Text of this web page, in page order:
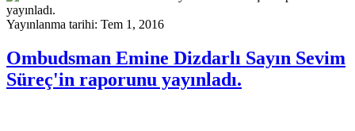
Yayınlanma tarihi: Tem 1, 2016
Ombudsman Emine Dizdarlı Sayın Sevim
Süreç'in raporunu yayınladı.